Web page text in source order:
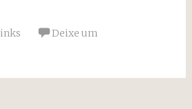
Deixe um